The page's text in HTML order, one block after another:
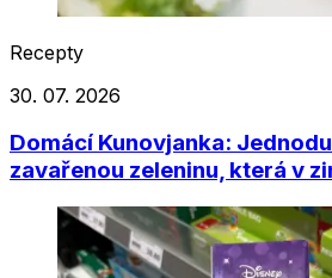
Recepty
30. 07. 2026
Domácí Kunovjanka:
zavařenou zeleninu, která v